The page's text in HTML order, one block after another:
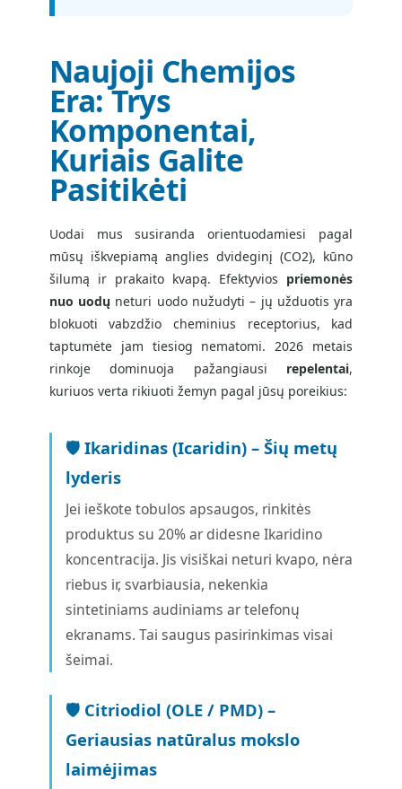
Naujoji Chemijos
Era: Trys
Komponentai,
Kuriais Galite
Pasitikėti
Uodai mus susiranda orientuodamiesi pagal
mūsų iškvepiamą anglies dvideginį (CO2), kūno
šilumą ir prakaito kvapą. Efektyvios priemonės
nuo uodų neturi uodo nužudyti – jų užduotis yra
blokuoti vabzdžio cheminius receptorius, kad
taptumėte jam tiesiog nematomi. 2026 metais
rinkoje dominuoja pažangiausi repelentai,
kuriuos verta rikiuoti žemyn pagal jūsų poreikius:
🛡️ Ikaridinas (Icaridin) – Šių metų
lyderis
Jei ieškote tobulos apsaugos, rinkitės
produktus su 20% ar didesne Ikaridino
koncentracija. Jis visiškai neturi kvapo, nėra
riebus ir, svarbiausia, nekenkia
sintetiniams audiniams ar telefonų
ekranams. Tai saugus pasirinkimas visai
šeimai.
🛡️ Citriodiol (OLE / PMD) –
Geriausias natūralus mokslo
laimėjimas